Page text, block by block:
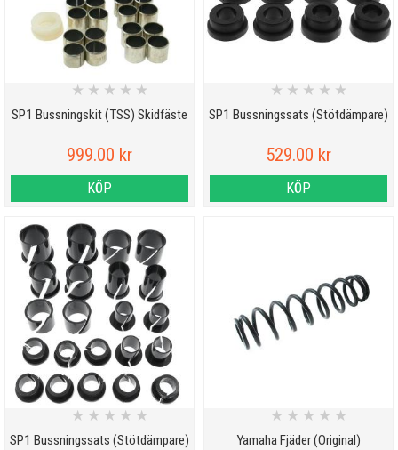
SP1 Bussningskit (TSS) Skidfäste
★ ★ ★ ★ ★
999.00 kr
KÖP
SP1 Bussningssats (Stötdämpare)
★ ★ ★ ★ ★
529.00 kr
KÖP
SP1 Bussningssats (Stötdämpare)
★ ★ ★ ★ ★
Yamaha Fjäder (Original)
★ ★ ★ ★ ★